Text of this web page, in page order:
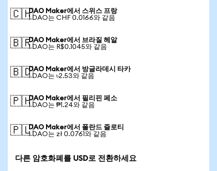
🇨🇭DAO Maker에서 스위스 프랑
1 DAO는 CHF 0.0166와 같음
🇧🇷DAO Maker에서 브라질 헤알
1 DAO는 R$0.1045와 같음
🇧🇩DAO Maker에서 방글라데시 타카
1 DAO는 ৳2.53와 같음
🇵🇭DAO Maker에서 필리핀 페소
1 DAO는 ₱1.24와 같음
🇵🇱DAO Maker에서 폴란드 즐로티
1 DAO는 zł 0.0761와 같음
다른 암호화폐를 USD로 전환하세요